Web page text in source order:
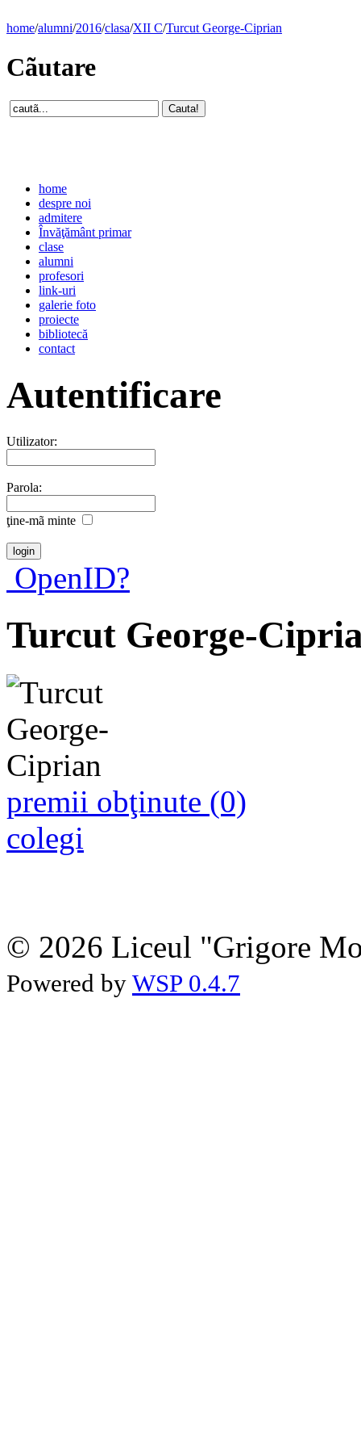
home/alumni/2016/clasa/XII C/Turcut George-Ciprian
Cãutare
home
despre noi
admitere
Învăţământ primar
clase
alumni
profesori
link-uri
galerie foto
proiecte
bibliotecă
contact
Autentificare
Utilizator:
Parola:
ţine-mã minte
OpenID?
Turcut George-
premii obţinute (0)
colegi
© 2026 Liceul "Grigore
Powered by WSP 0.4.7